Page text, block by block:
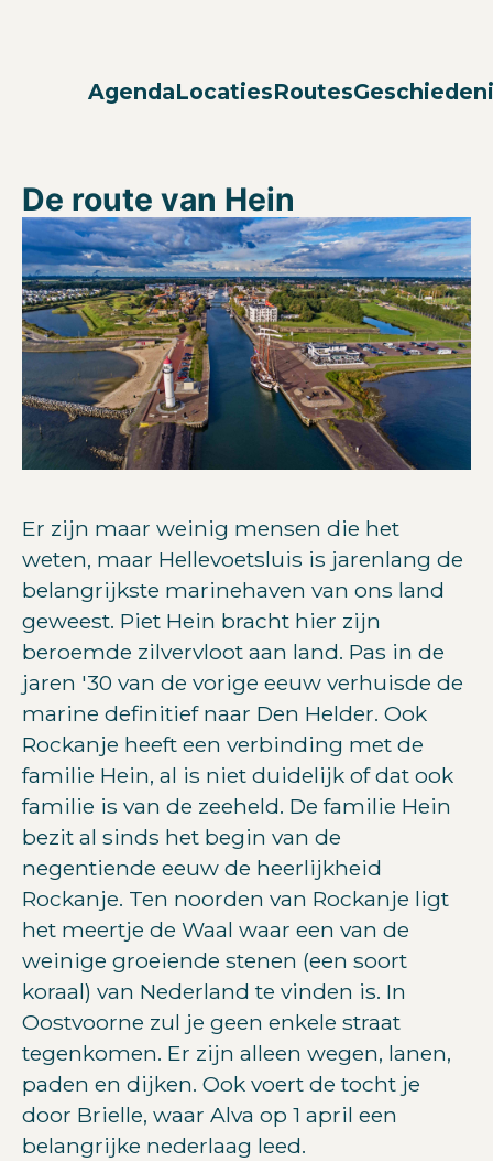
AgendaLocatiesRoutes
De route van Hein
Er zijn maar weinig mensen die het
weten, maar Hellevoetsluis is jarenlang de
belangrijkste marinehaven van ons land
geweest. Piet Hein bracht hier zijn
beroemde zilvervloot aan land. Pas in de
jaren '30 van de vorige eeuw verhuisde de
marine definitief naar Den Helder. Ook
Rockanje heeft een verbinding met de
familie Hein, al is niet duidelijk of dat ook
familie is van de zeeheld. De familie Hein
bezit al sinds het begin van de
negentiende eeuw de heerlijkheid
Rockanje. Ten noorden van Rockanje ligt
het meertje de Waal waar een van de
weinige groeiende stenen (een soort
koraal) van Nederland te vinden is. In
Oostvoorne zul je geen enkele straat
tegenkomen. Er zijn alleen wegen, lanen,
paden en dijken. Ook voert de tocht je
door Brielle, waar Alva op 1 april een
belangrijke nederlaag leed.